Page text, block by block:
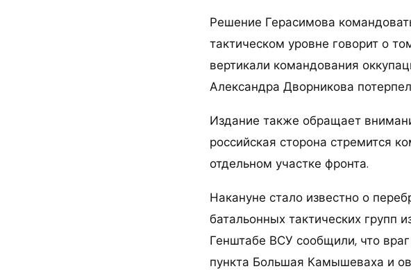
Решение Герасимова
тактическом уровне говорит о
вертикали командования
Александра Дворникова
Издание также обращает
российская сторона стремится
отдельном участке фронта.
Накануне стало известно о
батальонных тактических групп
Генштабе ВСУ сообщили, что
пункта Большая Камышеваха и